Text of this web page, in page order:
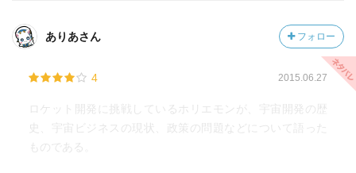
しかし、まだまだ日本は国のJAXAの独占状態。
国の規制が宇宙開発の邪魔になっている。
宇宙開発を広く民間で取り組めるようになってほしいと思
う。
ありあさん フォロー
4 2015.06.27
ロケット開発に挑戦しているホリエモンが、宇宙開発の歴
史、宇宙ビジネスの現状、政策の問題などについて語った
ものである。